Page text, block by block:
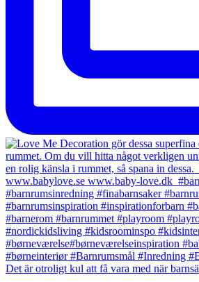
Det är otroligt kul att få vara med när barnsä